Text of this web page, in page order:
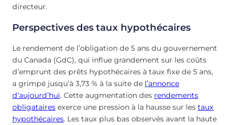
directeur.
Perspectives des taux hypothécaires
Le rendement de l’obligation de 5 ans du gouvernement
du Canada (GdC), qui influe grandement sur les coûts
d’emprunt des prêts hypothécaires à taux fixe de 5 ans,
a grimpé jusqu’à 3,73 % à la suite de l’annonce
d’aujourd’hui. Cette augmentation des rendements
obligataires exerce une pression à la hausse sur les taux
hypothécaires. Les taux plus bas observés avant la haute